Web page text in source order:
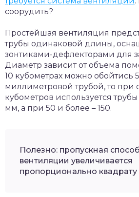
соорудить?
Простейшая вентиляция
трубы одинаковой длины,
зонтиками-дефлекторами для
Диаметр зависит от объема
10 кубометрах можно обойтись
миллиметровой трубой, то при
кубометров используется
мм, а при 50 и более – 150.
Полезно: пропускная
вентиляции увеличивается
пропорционально квадрату